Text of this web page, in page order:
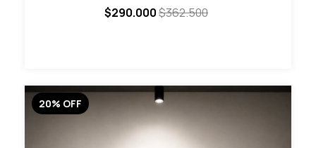
$290.000$362.500
20% OFF